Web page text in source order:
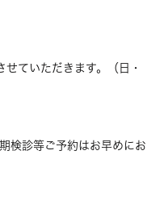
ていただきます。（日・
検診等ご予約はお早めにお